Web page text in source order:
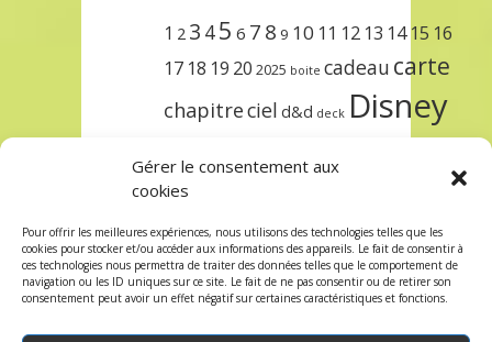
Gérer le consentement aux
cookies
Pour offrir les meilleures expériences, nous utilisons des technologies telles que les
cookies pour stocker et/ou accéder aux informations des appareils. Le fait de consentir à
ces technologies nous permettra de traiter des données telles que le comportement de
navigation ou les ID uniques sur ce site. Le fait de ne pas consentir ou de retirer son
consentement peut avoir un effet négatif sur certaines caractéristiques et fonctions.
1 2 3 45 6 7 8 9 10 11 12 13 14 15 16
17 18 19 20 2025 boite cadeau carte
chapitreciel d&d deck Disney
lorcana
protègeprécommandesetsleeve
terre trois unlockursula étincelant